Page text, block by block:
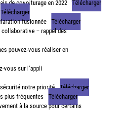
de covoiturage en 2022
Télécharger
Télécharger
fusionnée
Télécharger
collaborative – rappel des
pouvez-vous réaliser en
vous sur l’appli
sécurité notre priorité
Télécharger
plus fréquentes
Télécharger
à la source pour certains